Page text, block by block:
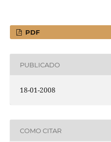
PDF
PUBLICADO
18-01-2008
COMO CITAR